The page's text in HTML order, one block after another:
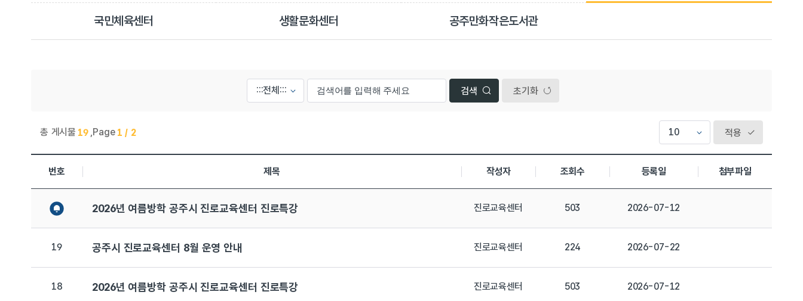
국민체육센터 생활문화센터 공주만화작은도서관
초기화
총 게시물 19 ,Page 1 / 2
적용
진로교육센터 > 공지사항 목록으로 번호, 제목, 작성자, 조회수,등록일, 첨부파일로 나열 되고 있습니다.
번호
제목 작성자 조회수 등록일 첨부파일
2026년 여름방학 공주시 진로교육센터 진로특강 진로교육센터 503 2026-07-12
19 공주시 진로교육센터 8월 운영 안내 진로교육센터 224 2026-07-22
18 2026년 여름방학 공주시 진로교육센터 진로특강 진로교육센터 503 2026-07-12